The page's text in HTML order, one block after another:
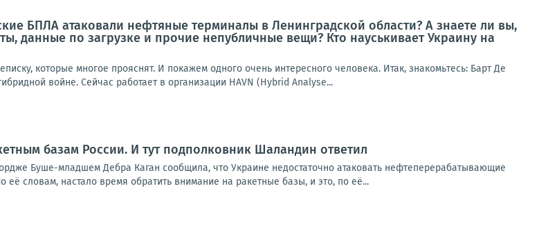
БПЛА атаковали нефтяные терминалы в Ленинградской области? А знаете ли вы,
данные по загрузке и прочие непубличные вещи? Кто науськивает Украину на
которые многое прояснят. И покажем одного очень интересного человека. Итак, знакомьтесь: Барт Де
войне. Сейчас работает в организации HAVN (Hybrid Analyse...
базам России. И тут подполковник Шаландин ответил
Буше-младшем Дебра Каган сообщила, что Украине недостаточно атаковать нефтеперерабатывающие
её словам, настало время обратить внимание на ракетные базы, и это, по её...